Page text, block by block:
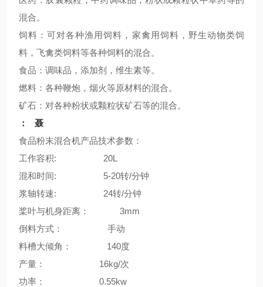
混合。
饲料：可对各种渔用饲料，家禽用饲料，野生动物类饲
料，飞禽类饲料等各种饲料的混合。
食品：调味品，添加剂，维生素等。
燃料：各种鞭炮，烟火等原材料的混合。
矿石：对各种粉状或颗粒状矿石等的混合。
： 聂
食品粉末混合机产品技术参数：
工作容积: 20L
混和时间: 5-20转/分钟
浆轴转速: 24转/分钟
桨叶与机身距离： 3mm
倒料方式： 手动
料槽大倾角： 140度
产量： 16kg/次
功率： 0.55kw